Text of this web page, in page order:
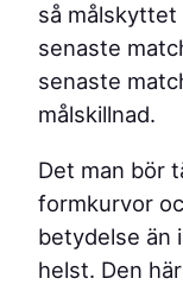
så
senaste
senaste
målskillnad.
Det man bör
formkurvor
betydelse än
helst. Den